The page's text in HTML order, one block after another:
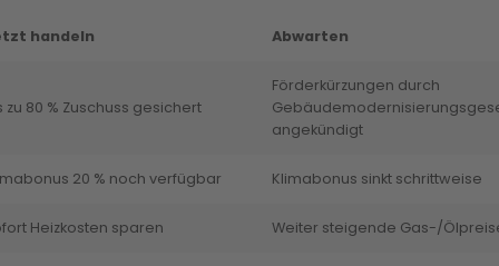
handeln Abwarten
zu 80 % Zuschuss gesichert
Förderkürzungen durch
angekündigt
20 % noch verfügbar Klimabonus sinkt schrittweise
Heizkosten sparen Weiter steigende Gas-/